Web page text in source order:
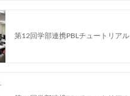
第12回学部連携PBLチュートリアル